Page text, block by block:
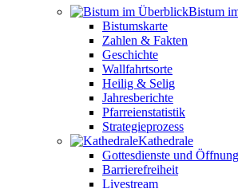
Bistum
Bistumskarte
Zahlen & Fakten
Geschichte
Wallfahrtsorte
Heilig & Selig
Jahresberichte
Pfarreienstatistik
Strategieprozess
Kathedrale
Gottesdienste und
Barrierefreiheit
Livestream